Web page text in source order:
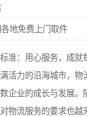
地免费上门取件
准：用心服务，成就
活力的沿海城市，物
企业的成长与发展。
物流服务的要求也